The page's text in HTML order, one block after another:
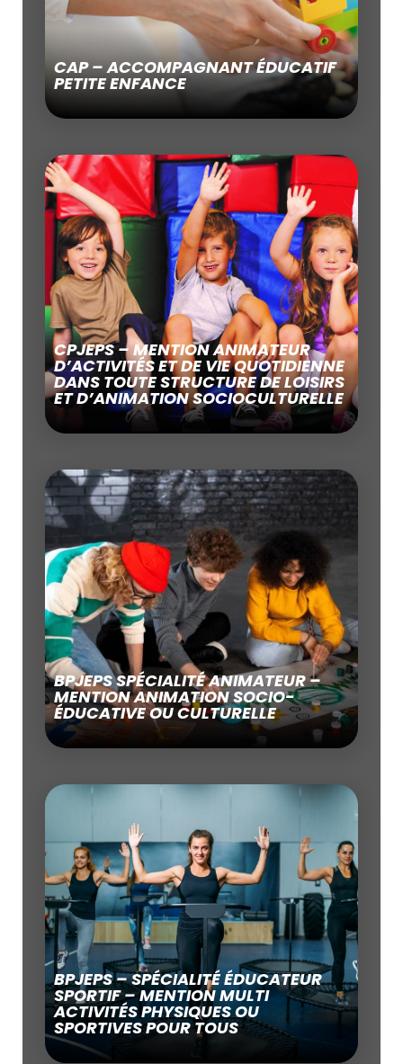
CAP – ACCOMPAGNANT ÉDUCATIF
PETITE ENFANCE
CPJEPS – MENTION ANIMATEUR
D’ACTIVITÉS ET DE VIE QUOTIDIENNE
DANS TOUTE STRUCTURE DE LOISIRS
ET D’ANIMATION SOCIOCULTURELLE
BPJEPS SPÉCIALITÉ ANIMATEUR –
MENTION ANIMATION SOCIO-
ÉDUCATIVE OU CULTURELLE
BPJEPS – SPÉCIALITÉ ÉDUCATEUR
SPORTIF – MENTION MULTI
ACTIVITÉS PHYSIQUES OU
SPORTIVES POUR TOUS